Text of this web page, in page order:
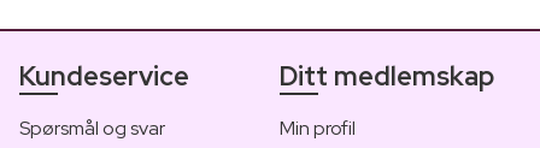
Kundeservice
Spørsmål og svar
Ditt medlemskap
Min profil